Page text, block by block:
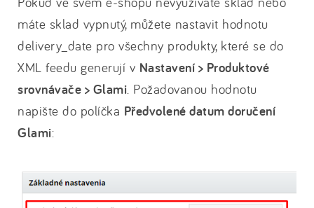
máte sklad vypnutý, můžete nastavit hodnotu
delivery_date pro všechny produkty, které se do
XML feedu generují v Nastavení > Produktové
srovnávače > Glami. Požadovanou hodnotu
napište do políčka Předvolené datum doručení
Glami: